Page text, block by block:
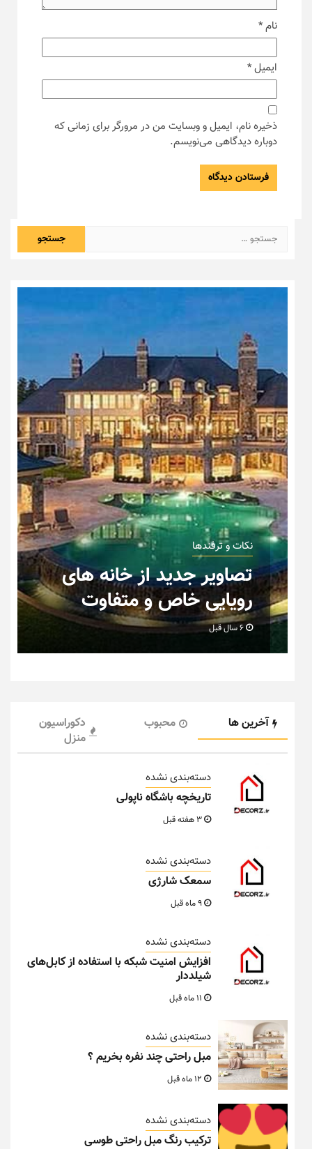
نام*
ایمیل*
ذخیره نام، ایمیل و وبسایت من در مرورگر برای زمانی که
دوباره دیدگاهی می‌نویسم.
جستجو
برای:
نکات و ترفندها
دکوراسیون مدرن در خانه های
ایرانی
آخرین ها محبوب
دکوراسیون
منزل
دسته‌بندی نشده
تاریخچه باشگاه ناپولی
دسته‌بندی نشده
سمعک شارژی
دسته‌بندی نشده
افزایش امنیت شبکه با استفاده از کابل‌های
شیلددار
دسته‌بندی نشده
مبل راحتی چند نفره بخریم ؟
دسته‌بندی نشده
ترکیب رنگ مبل راحتی طوسی